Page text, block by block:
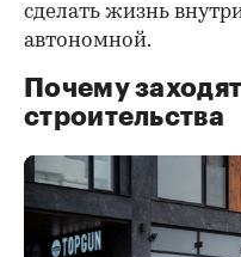
сделать жизнь
автономной.
Почему
строительства